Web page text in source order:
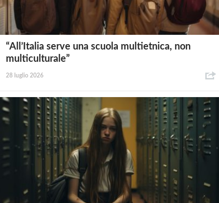
“All’Italia serve una scuola multietnica, non
multiculturale”
28 luglio 2026